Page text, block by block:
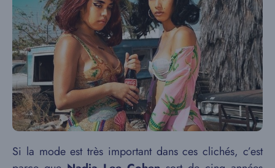
Si la mode est très important dans ces clichés, c’est